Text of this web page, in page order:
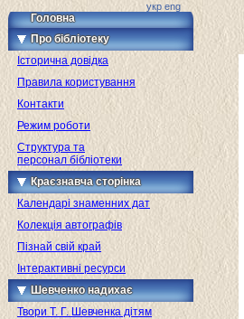
укр eng
Головна
Про бібліотеку
Історична довідка
Правила користування
Контакти
Режим роботи
Структура та
персонал бібліотеки
Краєзнавча сторінка
Календарі знаменних дат
Колекція автографів
Пізнай свій край
Інтерактивні ресурси
Шевченко надихає
Твори Т. Г. Шевченка дітям